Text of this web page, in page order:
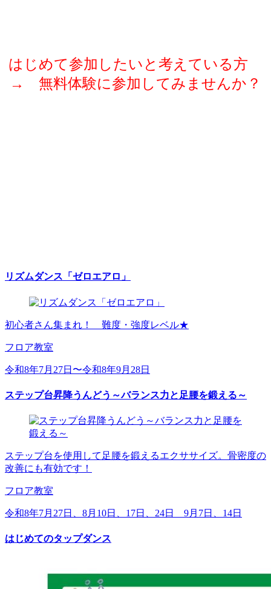
はじめて参加したいと考えている方
→ 無料体験に参加してみませんか？
リズムダンス「ゼロエアロ」
初心者さん集まれ！ 難度・強度レベル★
フロア教室
令和8年7月27日〜令和8年9月28日
ステップ台昇降うんどう～バランス力と足腰を鍛える～
ステップ台を使用して足腰を鍛えるエクササイズ。骨密度の
改善にも有効です！
フロア教室
令和8年7月27日、8月10日、17日、24日 9月7日、14日
はじめてのタップダンス